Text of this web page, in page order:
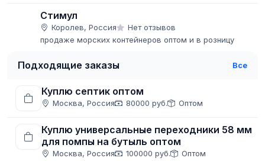
Стимул
Королев, Россия
Нет отзывов
продаже морских контейнеров оптом и в розницу
Подходящие заказы Все
Куплю септик оптом
Москва, Россия 80000 руб. Оптом
Куплю универсальные переходники 58 мм
для помпы на бутыль оптом
Москва, Россия 100000 руб. Оптом